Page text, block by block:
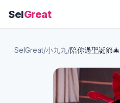
SelGreat
SelGreat/小九九/陪你過聖誕節🎄